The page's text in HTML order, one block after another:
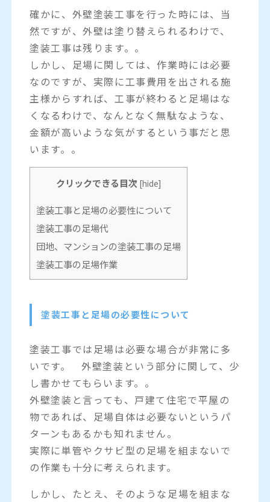
確かに、外壁塗装工事を行った時には、当
然ですが、外壁は塗り替えられるわけで、
塗装工事は残ります。。
しかし、足場に関しては、作業時には必要
なのですが、実際に工事費用を出される施
主様からすれば、工事が終わると足場はな
くなるわけで、なんとなく無駄なような、
金額が高いような気がするという事だと思
います。。
クリックできる目次 [hide]
塗装工事と足場の必要性について
塗装工事の足場代
団地、マンションの塗装工事の足場
塗装工事の足場作業
塗装工事と足場の必要性について
塗装工事では足場は必要な場合が非常に多
いです。 外壁塗装という部分に関して、少
し書かせてもらいます。。
外壁塗装と言っても、戸建て住宅で平屋の
物であれば、足場自体は必要ないというパ
ターンもあるかも知れません。
実際に単管やクサビ型の足場を組まないで
の作業も十分に考えられます。
しかし、たとえ、そのような足場を組まな